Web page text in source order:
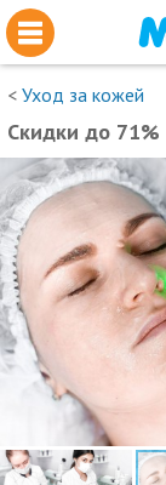
< Уход за кожей
Скидки до 71%